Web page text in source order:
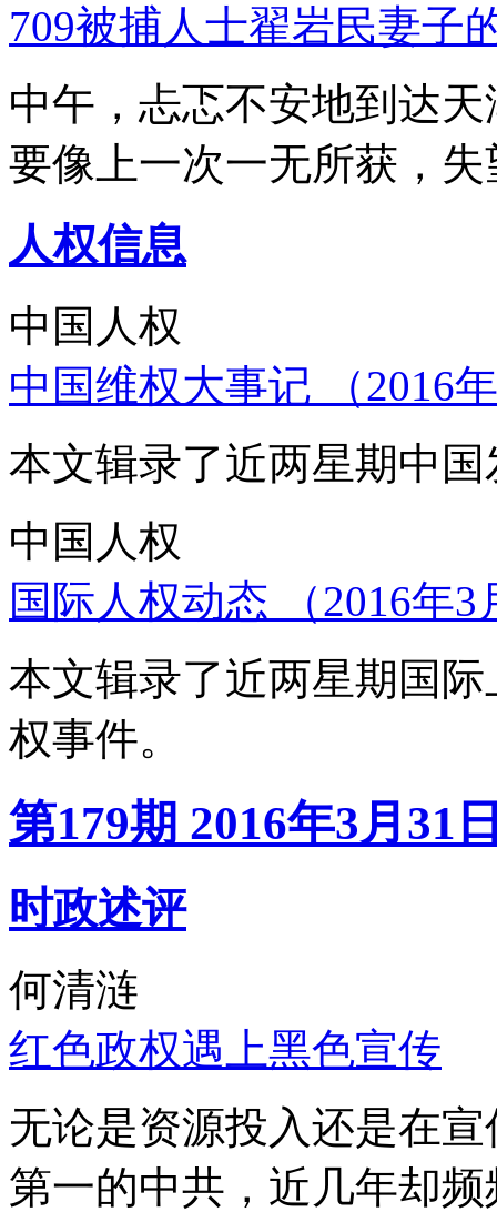
709被捕人士翟岩民妻子
中午，忐忑不安地到达
要像上一次一无所获，
人权信息
中国人权
中国维权大事记 （2016
本文辑录了近两星期中
中国人权
国际人权动态 （2016年
本文辑录了近两星期国
权事件。
第179期 2016年3月31
时政述评
何清涟
红色政权遇上黑色宣传
无论是资源投入还是在
第一的中共，近几年却